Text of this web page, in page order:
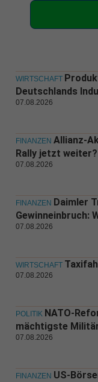
WIRTSCHAFT
Deutschlands
07.08.2026
FINANZEN Allianz-
Rally jetzt weiter?
07.08.2026
FINANZEN Daimler
Gewinneinbruch:
07.08.2026
WIRTSCHAFT
07.08.2026
POLITIK NATO-
mächtigste
07.08.2026
FINANZEN US-